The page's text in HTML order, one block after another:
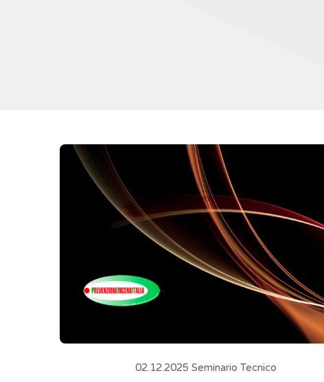
02.12.2025 Seminario Tecnico